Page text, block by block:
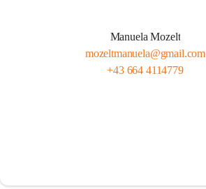
Manuela Mozelt
mozeltmanuela@gmail.com
+43 664 4114779